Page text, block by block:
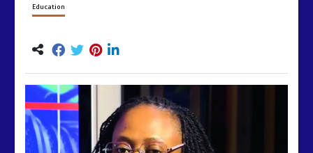
Education